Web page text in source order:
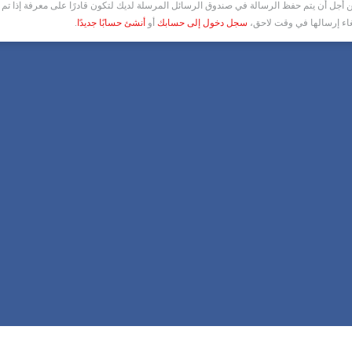
أجل أن يتم حفظ الرسالة في صندوق الرسائل المرسلة لديك لتكون قادرًا على معرفة إذا تم
إرسالها في وقت لاحق، سجل دخول إلى حسابك أو أنشئ حسابًا جديدًا .